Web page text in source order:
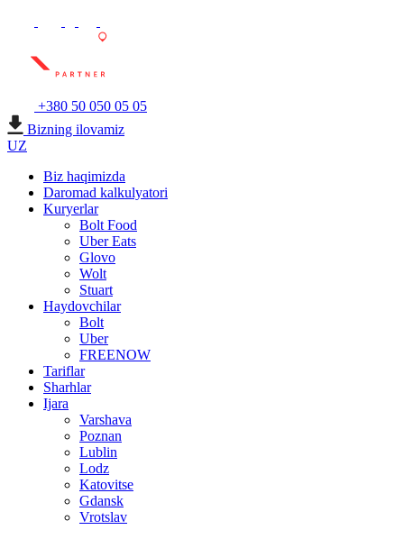
+380 50 050 05 05
Bizning ilovamiz
UZ
Biz haqimizda
Daromad kalkulyatori
Kuryerlar
Bolt Food
Uber Eats
Glovo
Wolt
Stuart
Haydovchilar
Bolt
Uber
FREENOW
Tariflar
Sharhlar
Ijara
Varshava
Poznan
Lublin
Lodz
Katovitse
Gdansk
Vrotslav